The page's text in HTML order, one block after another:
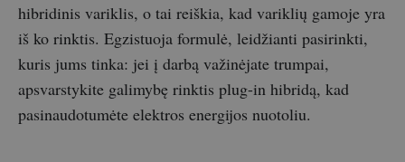
hibridinis variklis, o tai reiškia, kad variklių gamoje yra
iš ko rinktis. Egzistuoja formulė, leidžianti pasirinkti,
kuris jums tinka: jei į darbą važinėjate trumpai,
apsvarstykite galimybę rinktis plug-in hibridą, kad
pasinaudotumėte elektros energijos nuotoliu.